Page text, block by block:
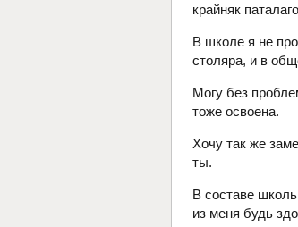
крайняк
В школе я не
столяра, и в
Могу без
тоже освоена.
Хочу так же
ты.
В составе
из меня будь